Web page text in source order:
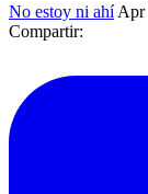
No estoy ni ahí Apr
Compartir: